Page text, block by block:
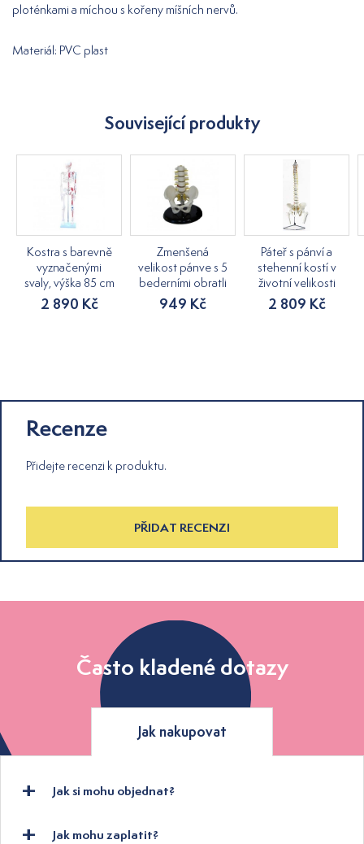
ploténkami a míchou s kořeny míšních nervů.
Materiál: PVC plast
Související produkty
Kostra s barevně
vyznačenými
svaly, výška 85 cm
2 890 Kč
Zmenšená
velikost pánve s 5
bederními obratli
949 Kč
Páteř s pánví a
stehenní kostí v
životní velikosti
2 809 Kč
Recenze
Přidejte recenzi k produktu.
PŘIDAT RECENZI
Často kladené dotazy
Jak nakupovat
Jak si mohu objednat?
Jak mohu zaplatit?